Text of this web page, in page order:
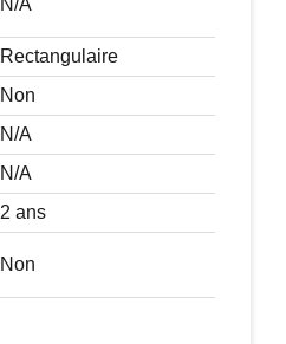
Rectangulaire
Non
N/A
N/A
2 ans
Non